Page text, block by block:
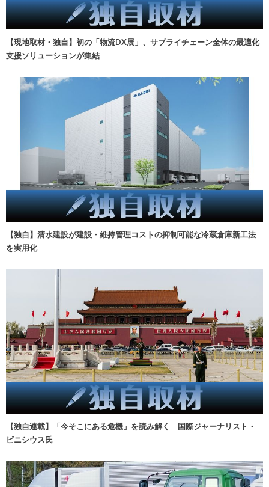
【現地取材・独自】初の「物流DX展」、サプライチェーン全体の最適化
支援ソリューションが集結
【独自】清水建設が建設・維持管理コストの抑制可能な冷蔵倉庫新工法
を実用化
【独自連載】「今そこにある危機」を読み解く 国際ジャーナリスト・
ビニシウス氏